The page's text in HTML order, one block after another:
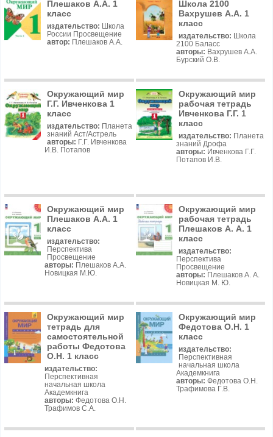
Плешаков А.А. 1
класс
издательство: Школа
России Просвещение
автор: Плешаков А.А.
Школа 2100
Вахрушев А.А. 1
класс
издательство: Школа
2100 Баласс
авторы: Вахрушев А.А.
Бурский О.В.
Окружающий мир
Г.Г. Ивченкова 1
класс
издательство: Планета
знаний Аст/Астрель
авторы: Г.Г. Ивченкова
И.В. Потапов
Окружающий мир
рабочая тетрадь
Ивченкова Г.Г. 1
класс
издательство: Планета
знаний Дрофа
авторы: Ивченкова Г.Г.
Потапов И.В.
Окружающий мир
Плешаков А.А. 1
класс
издательство:
Перспектива
Просвещение
авторы: Плешаков А.А.
Новицкая М.Ю.
Окружающий мир
рабочая тетрадь
Плешаков А. А. 1
класс
издательство:
Перспектива
Просвещение
авторы: Плешаков А. А.
Новицкая М. Ю.
Окружающий мир
тетрадь для
самостоятельной
работы Федотова
О.Н. 1 класс
издательство:
Перспективная
начальная школа
Академкнига
авторы: Федотова О.Н.
Трафимов С.А.
Окружающий мир
Федотова О.Н. 1
класс
издательство:
Перспективная
начальная школа
Академкнига
авторы: Федотова О.Н.
Трафимова Г.В.